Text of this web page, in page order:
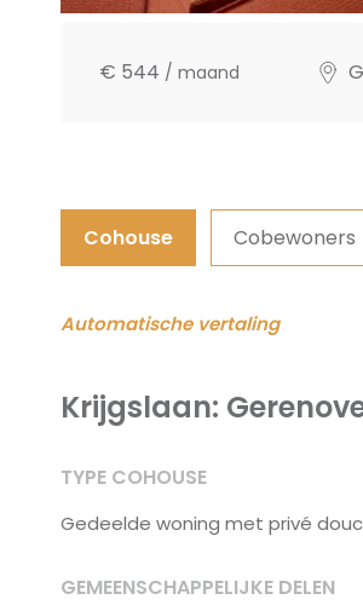
€ 544 / maand
Cohouse Cobewoners
Automatische vertaling
Krijgslaan:
TYPE COHOUSE
Gedeelde woning met privé
GEMEENSCHAPPELIJKE DELEN